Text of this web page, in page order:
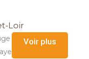
Loir
Voir plus